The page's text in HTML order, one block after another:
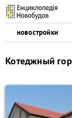
новостройки
Котеджный